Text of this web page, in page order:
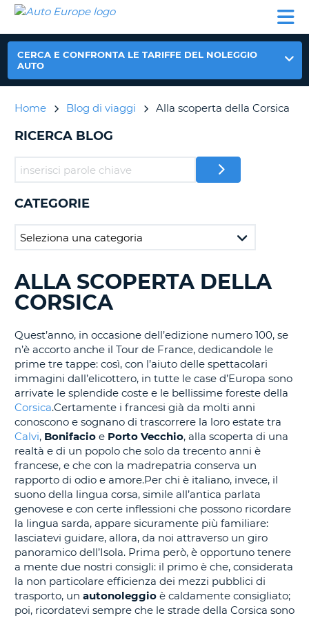
NOLEGGIO
NOLEGGIO
AUTO
EUROPE
NOLEGGIO
CAMPER
PARTNER
AIUTO
IL
PRENOTAZIONE
CERCA E CONFRONTA LE TARIFFE DEL NOLEGGIO
AUTO
Home Blog di viaggi Alla scoperta della Corsica
RICERCA BLOG
CATEGORIE
RICERCA
BLOG
IN
CORSO......
ALLA SCOPERTA DELLA
CORSICA
Quest’anno, in occasione dell’edizione numero 100, se
n’è accorto anche il Tour de France, dedicandole le
prime tre tappe: così, con l’aiuto delle spettacolari
immagini dall’elicottero, in tutte le case d’Europa sono
arrivate le splendide coste e le bellissime foreste della
Corsica.Certamente i francesi già da molti anni
conoscono e sognano di trascorrere la loro estate tra
Calvi, Bonifacio e Porto Vecchio, alla scoperta di una
realtà e di un popolo che solo da trecento anni è
francese, e che con la madrepatria conserva un
rapporto di odio e amore.Per chi è italiano, invece, il
suono della lingua corsa, simile all’antica parlata
genovese e con certe inflessioni che possono ricordare
la lingua sarda, appare sicuramente più familiare:
lasciatevi guidare, allora, da noi attraverso un giro
panoramico dell’Isola. Prima però, è opportuno tenere
a mente due nostri consigli: il primo è che, considerata
la non particolare efficienza dei mezzi pubblici di
trasporto, un autonoleggio è caldamente consigliato;
poi, ricordatevi sempre che le strade della Corsica sono